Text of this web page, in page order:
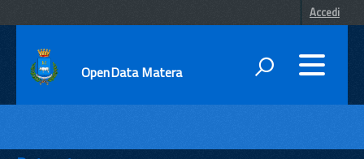
Accedi
OpenData Matera
ENTI